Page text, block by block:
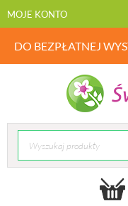
MOJE KONTO
DO BEZPŁATNEJ